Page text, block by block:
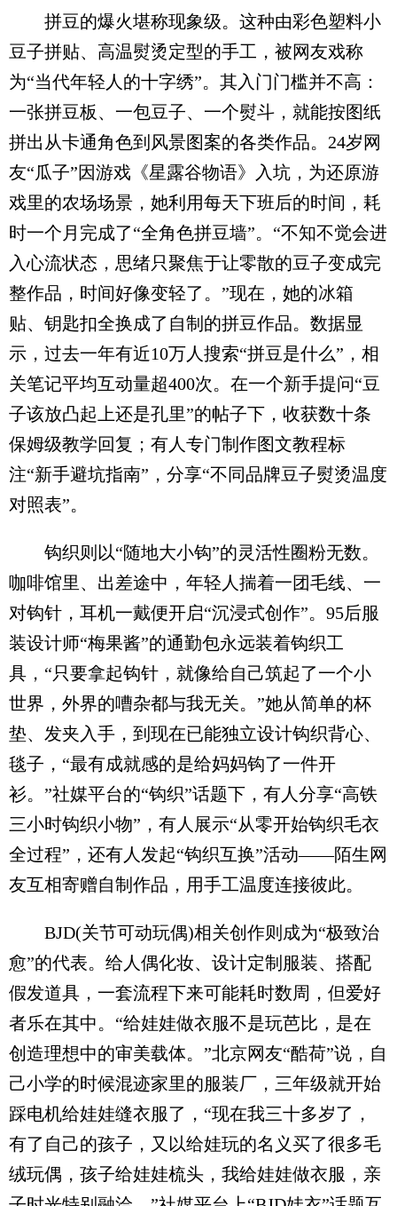
拼豆的爆火堪称现象级。这种由彩色塑料小
豆子拼贴、高温熨烫定型的手工，被网友戏称
为“当代年轻人的十字绣”。其入门门槛并不高：
一张拼豆板、一包豆子、一个熨斗，就能按图纸
拼出从卡通角色到风景图案的各类作品。24岁网
友“瓜子”因游戏《星露谷物语》入坑，为还原游
戏里的农场场景，她利用每天下班后的时间，耗
时一个月完成了“全角色拼豆墙”。“不知不觉会进
入心流状态，思绪只聚焦于让零散的豆子变成完
整作品，时间好像变轻了。”现在，她的冰箱
贴、钥匙扣全换成了自制的拼豆作品。数据显
示，过去一年有近10万人搜索“拼豆是什么”，相
关笔记平均互动量超400次。在一个新手提问“豆
子该放凸起上还是孔里”的帖子下，收获数十条
保姆级教学回复；有人专门制作图文教程标
注“新手避坑指南”，分享“不同品牌豆子熨烫温度
对照表”。
钩织则以“随地大小钩”的灵活性圈粉无数。
咖啡馆里、出差途中，年轻人揣着一团毛线、一
对钩针，耳机一戴便开启“沉浸式创作”。95后服
装设计师“梅果酱”的通勤包永远装着钩织工
具，“只要拿起钩针，就像给自己筑起了一个小
世界，外界的嘈杂都与我无关。”她从简单的杯
垫、发夹入手，到现在已能独立设计钩织背心、
毯子，“最有成就感的是给妈妈钩了一件开
衫。”社媒平台的“钩织”话题下，有人分享“高铁
三小时钩织小物”，有人展示“从零开始钩织毛衣
全过程”，还有人发起“钩织互换”活动——陌生网
友互相寄赠自制作品，用手工温度连接彼此。
BJD(关节可动玩偶)相关创作则成为“极致治
愈”的代表。给人偶化妆、设计定制服装、搭配
假发道具，一套流程下来可能耗时数周，但爱好
者乐在其中。“给娃娃做衣服不是玩芭比，是在
创造理想中的审美载体。”北京网友“酷荷”说，自
己小学的时候混迹家里的服装厂，三年级就开始
踩电机给娃娃缝衣服了，“现在我三十多岁了，
有了自己的孩子，又以给娃玩的名义买了很多毛
绒玩偶，孩子给娃娃梳头，我给娃娃做衣服，亲